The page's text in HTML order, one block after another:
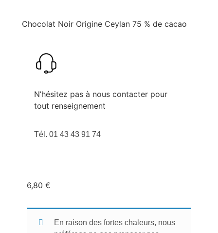
Chocolat Noir Origine Ceylan 75 % de cacao
N’hésitez pas à nous contacter pour
tout renseignement
Tél. 01 43 43 91 74
6,80 €
En raison des fortes chaleurs, nous